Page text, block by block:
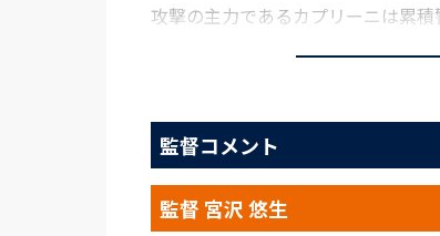
攻撃の主力であるカプリーニは累
リ2025から帰ってきた市原が先発
立ち上がりは、攻めあぐねた。相
て、3バックの相手は初めて。(互
あった」と話したように、プレス
ウンターが発揮できなかった。
監督コメント
監督 宮沢 悠生